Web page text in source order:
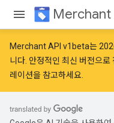
Merchant
Merchant API v1beta는
니다. 안정적인 최신 버전으로
레이션을 참고하세요.